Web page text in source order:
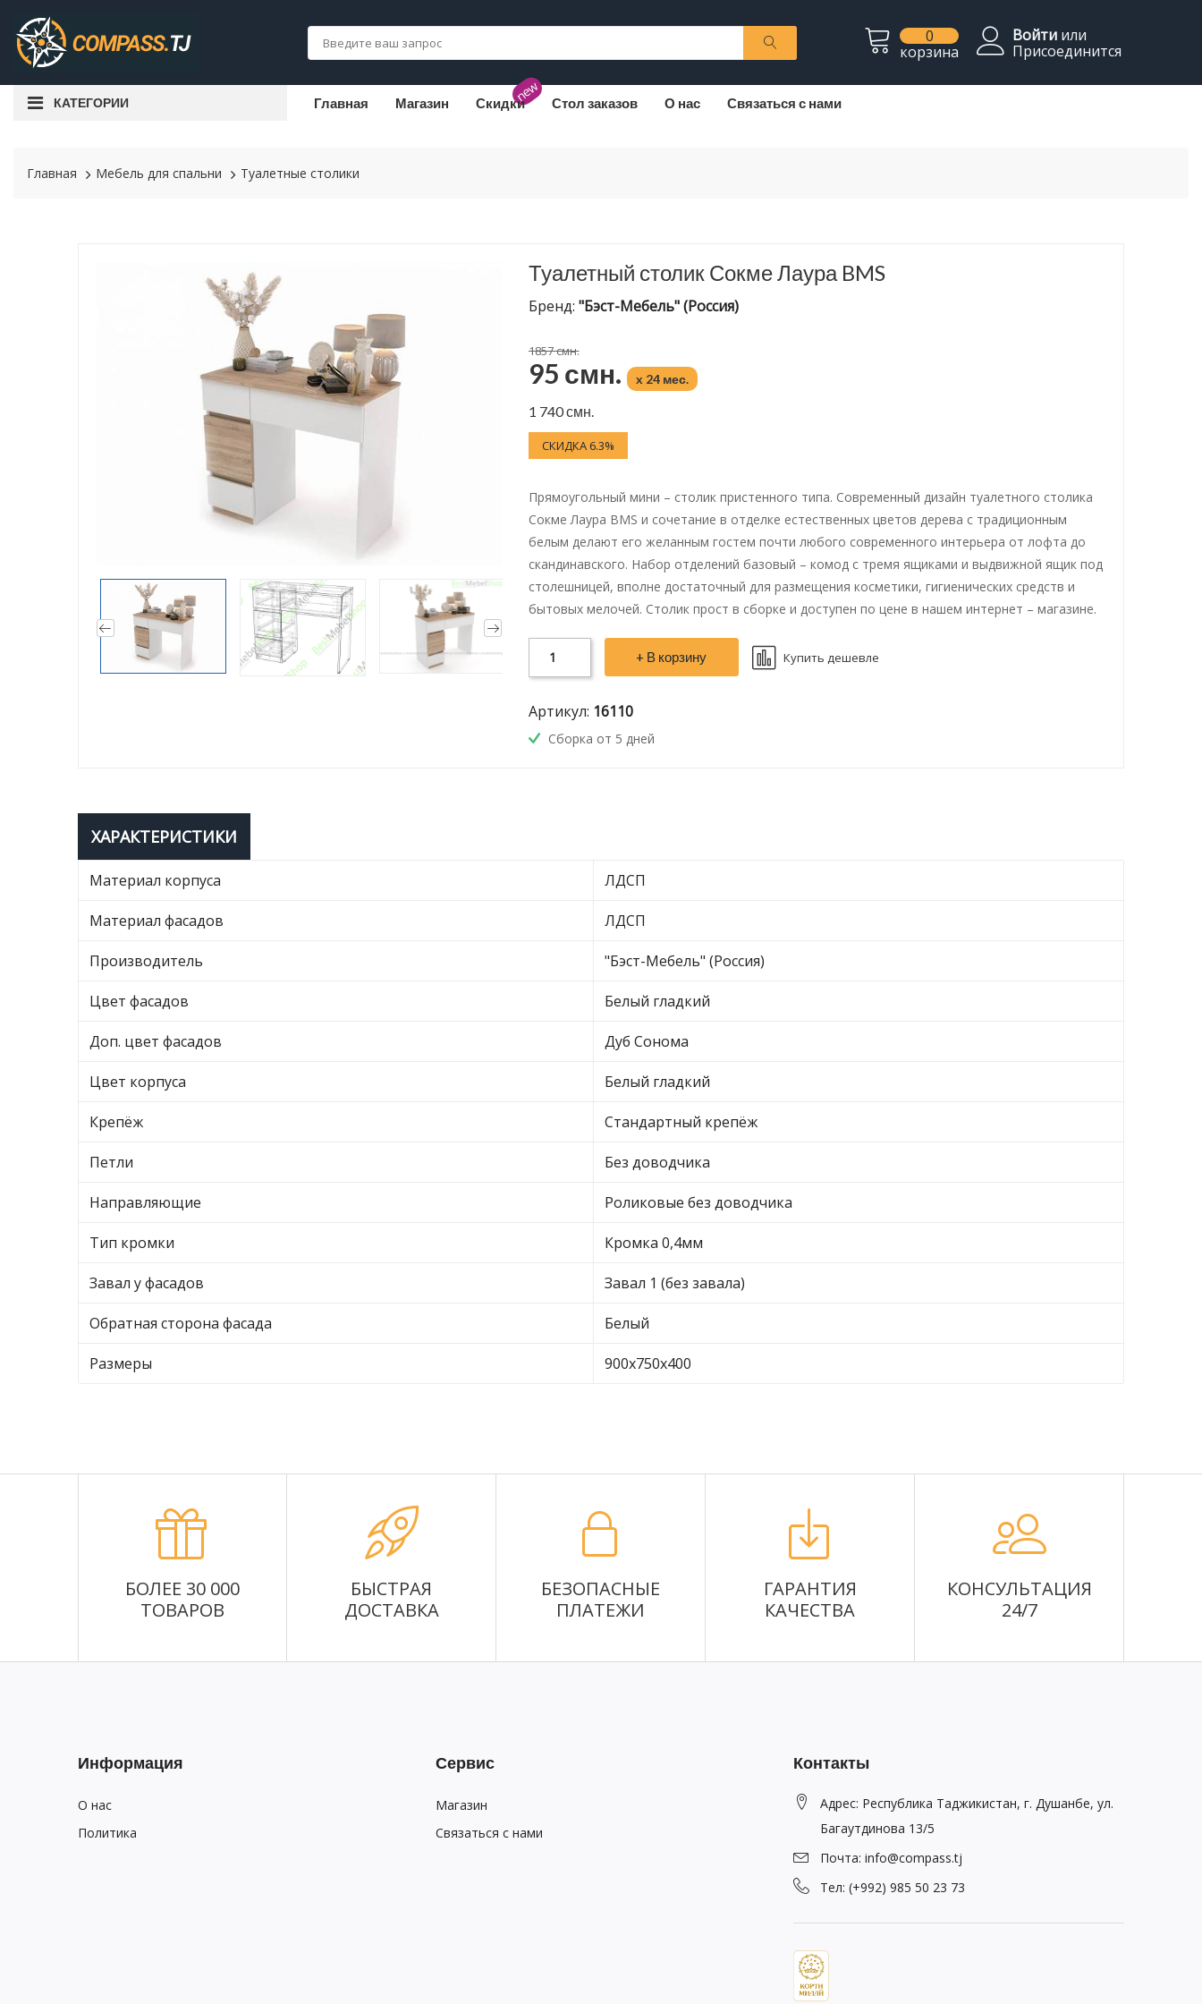
0
корзина
Войти или
Присоединится
КАТЕГОРИИ Главная Магазин new
Скидки Стол заказов О нас Связаться с нами
Главная Мебель для спальни Туалетные столики
Туалетный столик Сокме Лаура BMS
Бренд: "Бэст-Мебель" (Россия)
1857 смн.
95 смн. x 24 мес.
1 740 смн.
СКИДКА 6.3%
Прямоугольный мини – столик пристенного типа. Современный дизайн туалетного столика
Сокме Лаура BMS и сочетание в отделке естественных цветов дерева с традиционным
белым делают его желанным гостем почти любого современного интерьера от лофта до
скандинавского. Набор отделений базовый – комод с тремя ящиками и выдвижной ящик под
столешницей, вполне достаточный для размещения косметики, гигиенических средств и
бытовых мелочей. Столик прост в сборке и доступен по цене в нашем интернет – магазине.
+ В корзину Купить дешевле
Артикул: 16110
Сборка от 5 дней
ХАРАКТЕРИСТИКИ
Материал корпуса ЛДСП
Материал фасадов ЛДСП
Производитель "Бэст-Мебель" (Россия)
Цвет фасадов Белый гладкий
Доп. цвет фасадов Дуб Сонома
Цвет корпуса Белый гладкий
Крепёж Стандартный крепёж
Петли Без доводчика
Направляющие Роликовые без доводчика
Тип кромки Кромка 0,4мм
Завал у фасадов Завал 1 (без завала)
Обратная сторона фасада Белый
Размеры 900х750х400
БОЛЕЕ 30 000
ТОВАРОВ
БЫСТРАЯ
ДОСТАВКА
БЕЗОПАСНЫЕ
ПЛАТЕЖИ
ГАРАНТИЯ
КАЧЕСТВА
КОНСУЛЬТАЦИЯ
24/7
Информация
О нас
Политика
Сервис
Магазин
Связаться с нами
Контакты
Адрес: Республика Таджикистан, г. Душанбе, ул.
Багаутдинова 13/5
Почта: info@compass.tj
Тел: (+992) 985 50 23 73